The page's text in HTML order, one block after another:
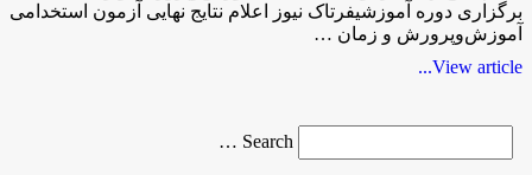
برگزاری دوره‌ آموزشیفرتاک نیوز اعلام نتایج نهایی آزمون استخدامی
آموزش‌وپرورش و زمان …
View article...
for
Search …